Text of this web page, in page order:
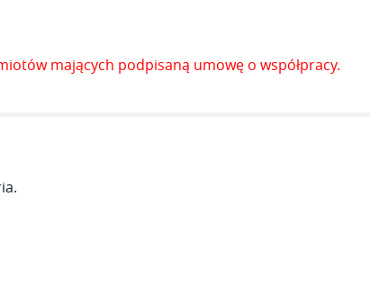
mających podpisaną umowę o współpracy.